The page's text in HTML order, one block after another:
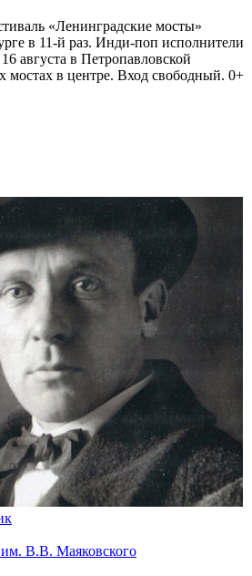
«Ленинградские мосты»
в 11-й раз. Инди-поп исполнители
августа в Петропавловской
мостах в центре. Вход свободный. 0+
В.В. Маяковского